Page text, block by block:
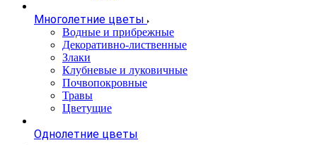
Многолетние цветы
Водные и прибрежные
Декоративно-лиственные
Злаки
Клубневые и луковичные
Почвопокровные
Травы
Цветущие
Однолетние цветы